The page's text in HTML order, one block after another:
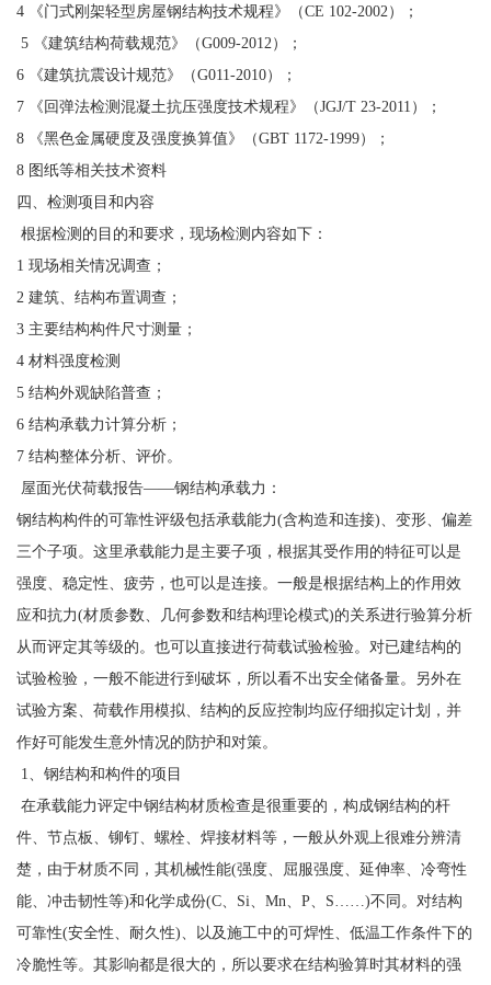
4 《门式刚架轻型房屋钢结构技术规程》（CE 102-2002）；
5 《建筑结构荷载规范》（G009-2012）；
6 《建筑抗震设计规范》（G011-2010）；
7 《回弹法检测混凝土抗压强度技术规程》（JGJ/T 23-2011）；
8 《黑色金属硬度及强度换算值》（GBT 1172-1999）；
8 图纸等相关技术资料
四、检测项目和内容
根据检测的目的和要求，现场检测内容如下：
1 现场相关情况调查；
2 建筑、结构布置调查；
3 主要结构构件尺寸测量；
4 材料强度检测
5 结构外观缺陷普查；
6 结构承载力计算分析；
7 结构整体分析、评价。
屋面光伏荷载报告——钢结构承载力：
钢结构构件的可靠性评级包括承载能力(含构造和连接)、变形、偏差
三个子项。这里承载能力是主要子项，根据其受作用的特征可以是
强度、稳定性、疲劳，也可以是连接。一般是根据结构上的作用效
应和抗力(材质参数、几何参数和结构理论模式)的关系进行验算分析
从而评定其等级的。也可以直接进行荷载试验检验。对已建结构的
试验检验，一般不能进行到破坏，所以看不出安全储备量。另外在
试验方案、荷载作用模拟、结构的反应控制均应仔细拟定计划，并
作好可能发生意外情况的防护和对策。
1、钢结构和构件的项目
在承载能力评定中钢结构材质检查是很重要的，构成钢结构的杆
件、节点板、铆钉、螺栓、焊接材料等，一般从外观上很难分辨清
楚，由于材质不同，其机械性能(强度、屈服强度、延伸率、冷弯性
能、冲击韧性等)和化学成份(C、Si、Mn、P、S……)不同。对结构
可靠性(安全性、耐久性)、以及施工中的可焊性、低温工作条件下的
冷脆性等。其影响都是很大的，所以要求在结构验算时其材料的强